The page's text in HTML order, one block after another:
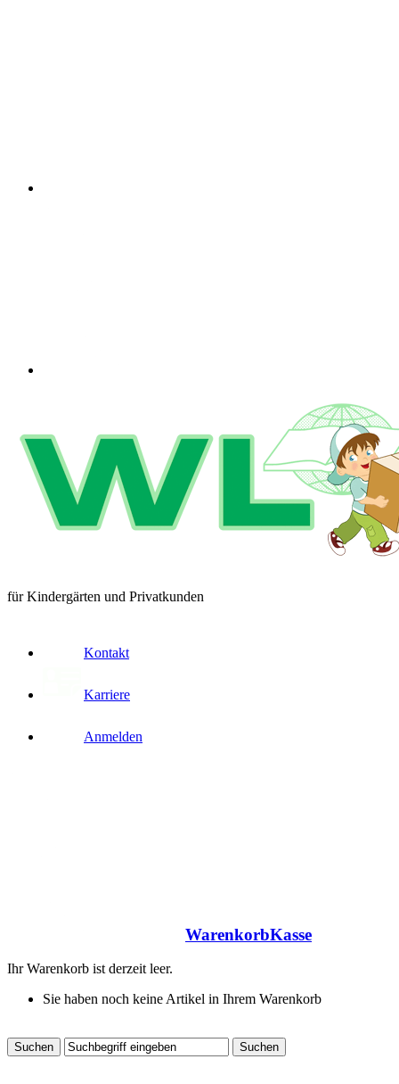
für Kindergärten und Privatkunden
Kontakt
Karriere
Anmelden
WarenkorbKasse
Ihr Warenkorb ist derzeit leer.
Sie haben noch keine Artikel in Ihrem Warenkorb